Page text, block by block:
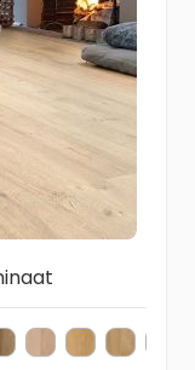
Den Natuur
IMU 1850IMU 3105IMU 3106
IMU